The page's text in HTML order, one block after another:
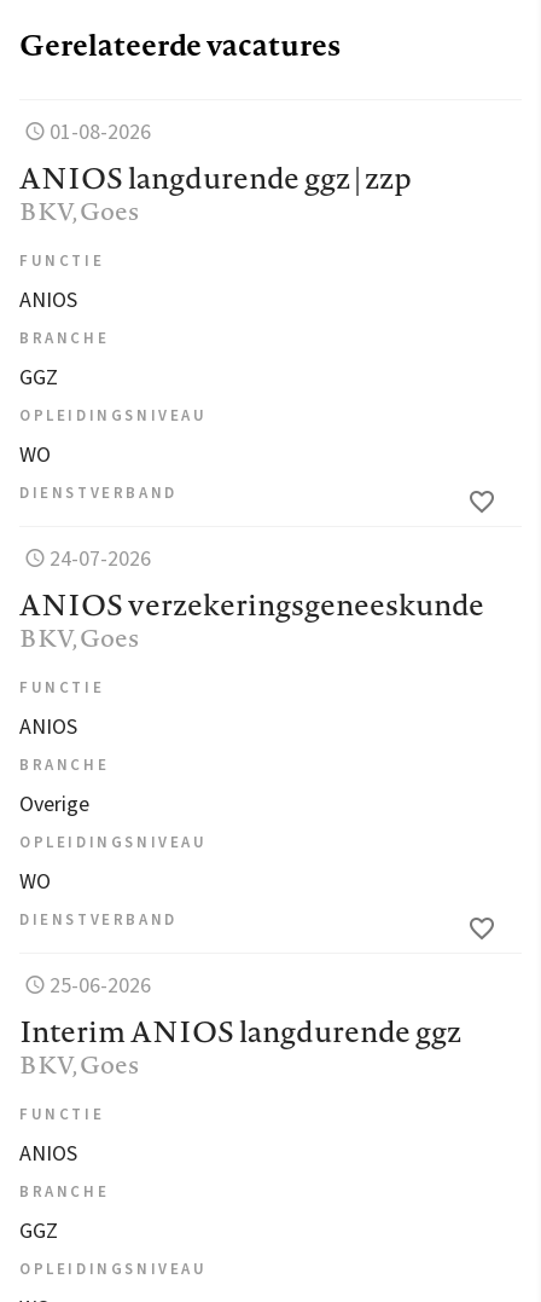
Gerelateerde vacatures
01-08-2026
ANIOS langdurende ggz | zzp
BKV, Goes
FUNCTIE
ANIOS
BRANCHE
GGZ
OPLEIDINGSNIVEAU
WO
DIENSTVERBAND
24-07-2026
ANIOS verzekeringsgeneeskunde
BKV, Goes
FUNCTIE
ANIOS
BRANCHE
Overige
OPLEIDINGSNIVEAU
WO
DIENSTVERBAND
25-06-2026
Interim ANIOS langdurende ggz
BKV, Goes
FUNCTIE
ANIOS
BRANCHE
GGZ
OPLEIDINGSNIVEAU